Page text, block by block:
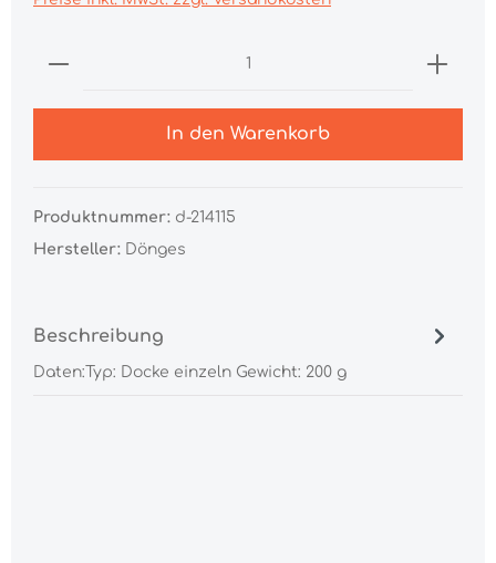
In den Warenkorb
Produktnummer: d-214115
Hersteller: Dönges
Beschreibung
Daten:Typ: Docke einzeln Gewicht: 200 g